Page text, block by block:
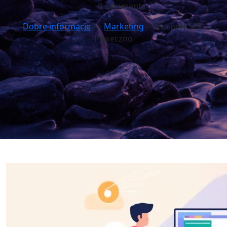
0 comments
Dobre informacje >> Marketing >> Ekspert SEO
Piaseczno